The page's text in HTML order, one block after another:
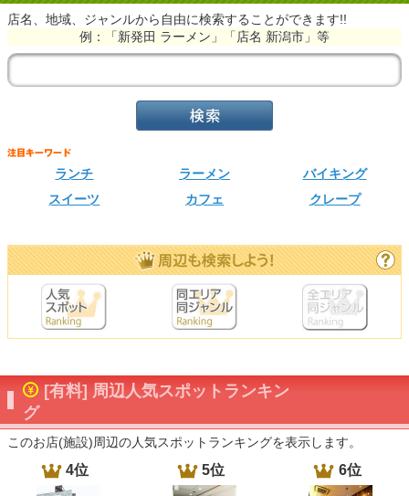
店名、地域、ジャンルから自由に検索することができます!!
例：「新発田 ラーメン」「店名 新潟市」等
ランチ ラーメン
バイキング
スイーツ
カフェ クレープ
[有料] 周辺人気スポットランキン
グ
このお店(施設)周辺の人気スポットランキングを表示します。
4位 5位 6位